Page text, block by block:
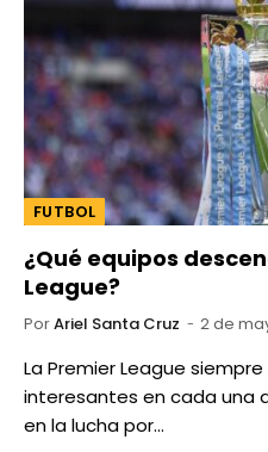
FUTBOL
¿Qué equipos
League?
PorAriel Santa Cruz 2 de
La Premier League
interesantes en cada una
en la lucha por…